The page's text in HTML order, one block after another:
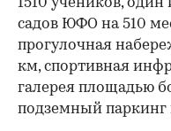
1510 учеников,
садов ЮФО на 510
прогулочная
км, спортивная
галерея площадью
подземный паркинг